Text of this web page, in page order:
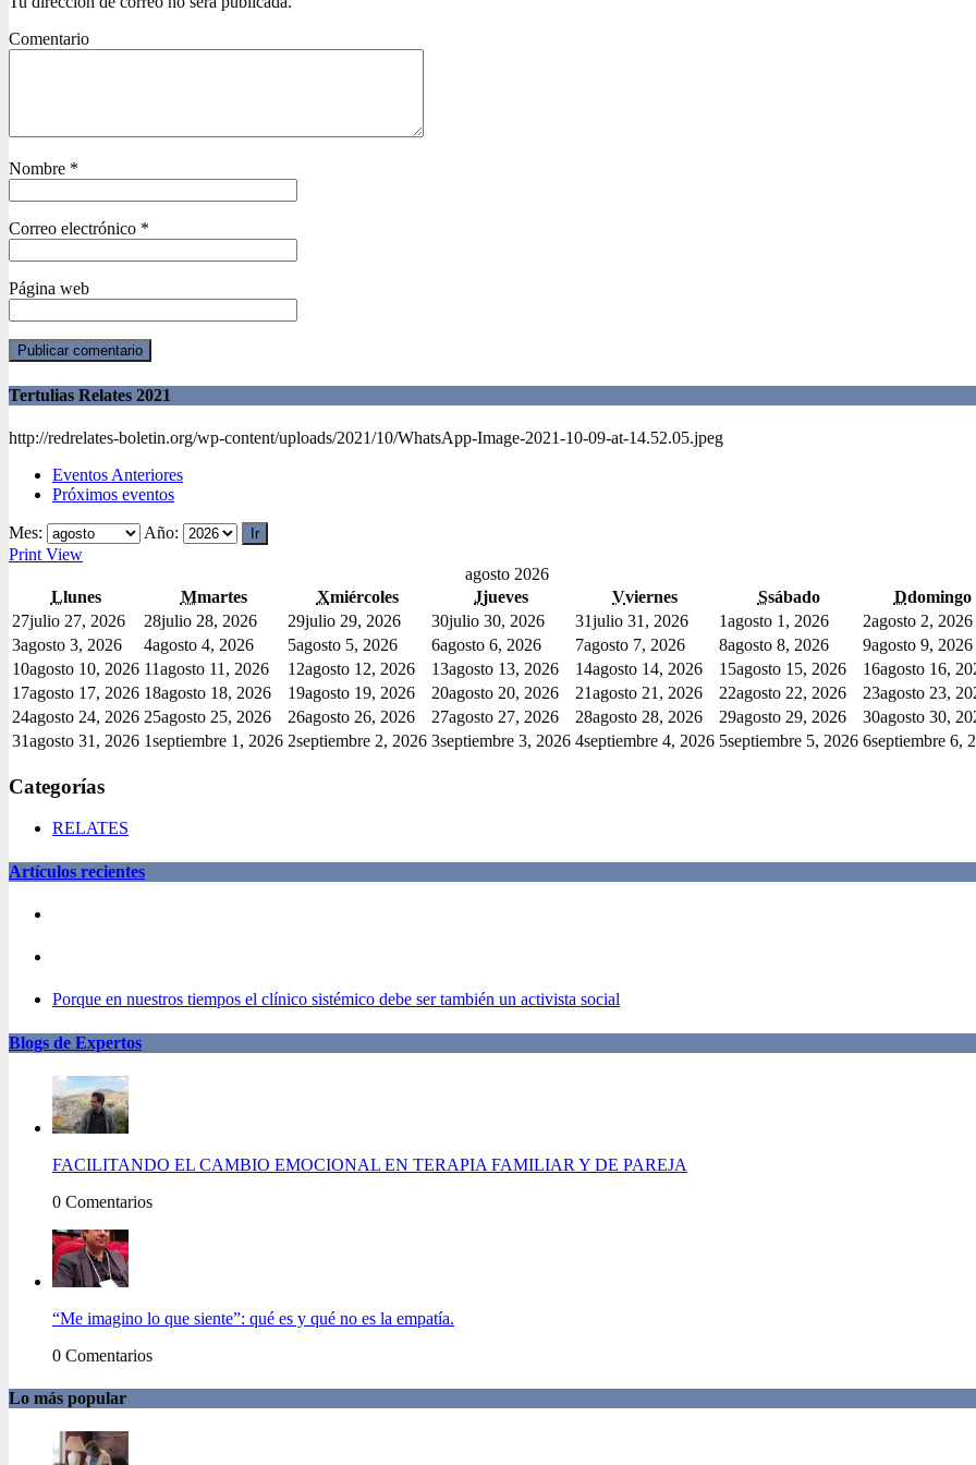
Comentario
Nombre *
Correo electrónico *
Página web
Tertulias Relates 2021
http://redrelates-boletin.org/wp-content/uploads/2021/10/WhatsApp-Image-2021-10-09-at-14.52.05.jpeg
Eventos Anteriores
Próximos eventos
Mes:
Año:
Print View
agosto 2026
Llunes Mmartes Xmiércoles Jjueves Vviernes Ssábado Ddomingo
27julio 27, 2026 28julio 28, 2026 29julio 29, 2026 30julio 30, 2026 31julio 31, 2026 1agosto 1, 2026 2agosto 2, 2026
3agosto 3, 2026 4agosto 4, 2026 5agosto 5, 2026 6agosto 6, 2026 7agosto 7, 2026 8agosto 8, 2026 9agosto 9, 2026
10agosto 10, 2026 11agosto 11, 2026 12agosto 12, 2026 13agosto 13, 2026 14agosto 14, 2026 15agosto 15, 2026 16agosto 16,
17agosto 17, 2026 18agosto 18, 2026 19agosto 19, 2026 20agosto 20, 2026 21agosto 21, 2026 22agosto 22, 2026 23agosto 23,
24agosto 24, 2026 25agosto 25, 2026 26agosto 26, 2026 27agosto 27, 2026 28agosto 28, 2026 29agosto 29, 2026 30agosto 30,
31agosto 31, 2026 1septiembre 1, 2026 2septiembre 2, 2026 3septiembre 3, 2026 4septiembre 4, 2026 5septiembre 5, 2026 6septiembre 6,
Categorías
RELATES
Artículos recientes
Porque en nuestros tiempos el clínico sistémico debe ser también un activista social
Blogs de Expertos
FACILITANDO EL CAMBIO EMOCIONAL EN TERAPIA FAMILIAR Y DE PAREJA
0 Comentarios
“Me imagino lo que siente”: qué es y qué no es la empatía.
0 Comentarios
Lo más popular